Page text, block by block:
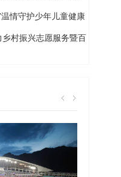
温情守护少年儿童健康
村振兴志愿服务暨百